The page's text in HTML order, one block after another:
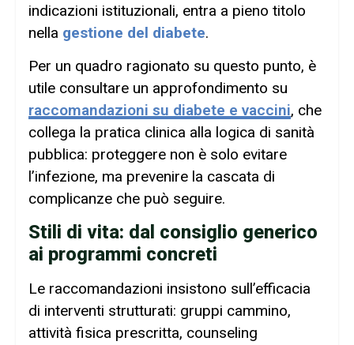
indicazioni istituzionali, entra a pieno titolo
nella gestione del diabete.
Per un quadro ragionato su questo punto, è
utile consultare un approfondimento su
raccomandazioni su diabete e vaccini, che
collega la pratica clinica alla logica di sanità
pubblica: proteggere non è solo evitare
l’infezione, ma prevenire la cascata di
complicanze che può seguire.
Stili di vita: dal consiglio generico
ai programmi concreti
Le raccomandazioni insistono sull’efficacia
di interventi strutturati: gruppi cammino,
attività fisica prescritta, counseling